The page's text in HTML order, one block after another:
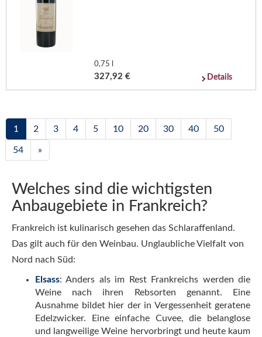
0,75 l
327,92 € Details
1 2 3 4 5 10 20 30 40 50
54 »
Welches sind die wichtigsten
Anbaugebiete in Frankreich?
Frankreich ist kulinarisch gesehen das Schlaraffenland.
Das gilt auch für den Weinbau. Unglaubliche Vielfalt von
Nord nach Süd:
Elsass: Anders als im Rest Frankreichs werden die
Weine nach ihren Rebsorten genannt. Eine
Ausnahme bildet hier der in Vergessenheit geratene
Edelzwicker. Eine einfache Cuvee, die belanglose
und langweilige Weine hervorbringt und heute kaum